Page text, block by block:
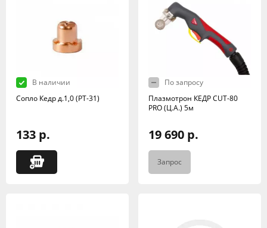
В наличии
Сопло Кедр д.1,0 (РТ-31)
133 р.
По запросу
Плазмотрон КЕДР CUT-80
PRO (Ц.А.) 5м
19 690 р.
Запрос